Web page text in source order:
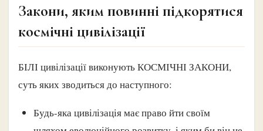
Закони, яким повинні підкорятися
космічні цивілізації
БІЛІ цивілізації виконують КОСМІЧНІ ЗАКОНИ,
суть яких зводиться до наступного:
Будь-яка цивілізація має право йти своїм